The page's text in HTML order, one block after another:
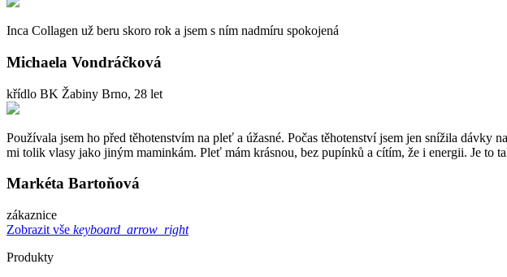
Inca Collagen už beru skoro rok a jsem s ním nadmíru spokojená
Michaela Vondráčková
křídlo BK Žabiny Brno, 28 let
Používala jsem ho před těhotenstvím na pleť a úžasné. Počas těhotenství jsem jen snížila
mi tolik vlasy jako jiným maminkám. Pleť mám krásnou, bez pupínků a cítím, že i energii. Je to
Markéta Bartoňová
zákaznice
Zobrazit vše keyboard_arrow_right
Produkty